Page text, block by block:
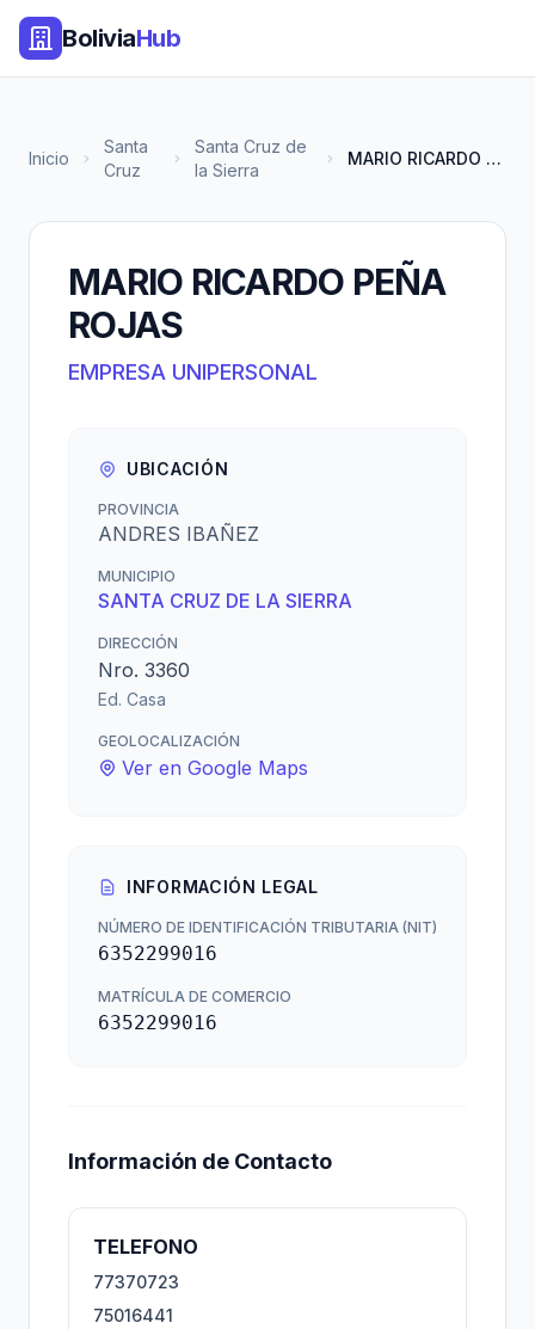
BoliviaHub
Inicio
Santa
Cruz
Santa Cruz de
la Sierra
MARIO RICARDO PEÑA ROJAS
MARIO RICARDO PEÑA
ROJAS
EMPRESA UNIPERSONAL
UBICACIÓN
PROVINCIA
ANDRES IBAÑEZ
MUNICIPIO
SANTA CRUZ DE LA SIERRA
DIRECCIÓN
Nro. 3360
Ed. Casa
GEOLOCALIZACIÓN
Ver en Google Maps
INFORMACIÓN LEGAL
NÚMERO DE IDENTIFICACIÓN TRIBUTARIA (NIT)
6352299016
MATRÍCULA DE COMERCIO
6352299016
Información de Contacto
TELEFONO
77370723
75016441